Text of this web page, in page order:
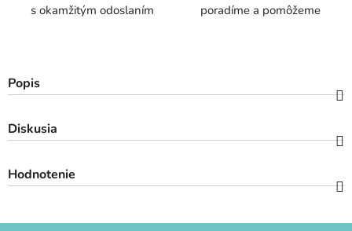
s okamžitým odoslaním poradíme a pomôžeme
Popis
Diskusia
Hodnotenie